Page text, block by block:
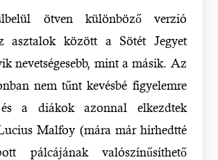
ötven különböző verzió
asztalok között a Sötét Jegyet
nevetségesebb, mint a másik. Az
nem tűnt kevésbé figyelemre
a diákok azonnal elkezdtek
Malfoy (mára már hírhedtté
pálcájának valószínűsíthető